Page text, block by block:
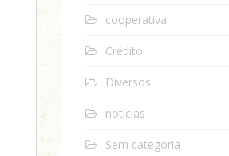
cooperativa
Crédito
Diversos
notícias
Sem categoria